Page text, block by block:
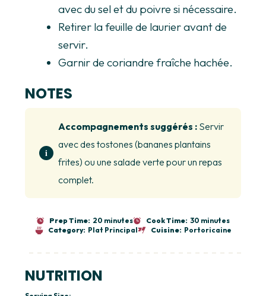
avec du sel et du poivre si nécessaire.
Retirer la feuille de laurier avant de
servir.
Garnir de coriandre fraîche hachée.
NOTES
Accompagnements suggérés : Servir
avec des tostones (bananes plantains
frites) ou une salade verte pour un repas
complet.
Prep Time: 20 minutes Cook Time: 30 minutes
Category: Plat Principal Cuisine: Portoricaine
NUTRITION